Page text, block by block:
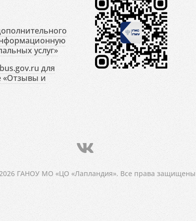
услуг»
для
«Отзывы и
ГАНОУ МО «ЦО «Лапландия». Все права